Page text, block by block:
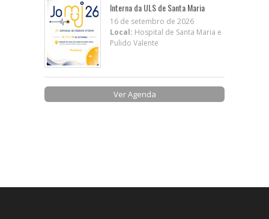
Interna da ULS de Santa Maria
16 de setembro de 2026
Local: Hospital de Santa Maria e
Pulido Valente
Ver Agenda